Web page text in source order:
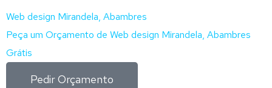
Web design Mirandela, Abambres
Peça um Orçamento de Web design Mirandela, Abambres
Grátis
Pedir Orçamento